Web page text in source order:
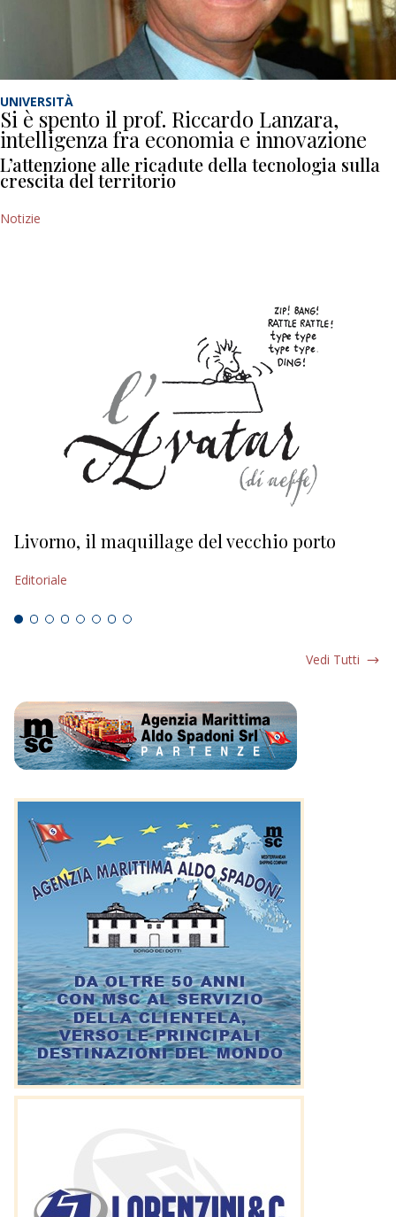
UNIVERSITÀ
Si è spento il prof. Riccardo Lanzara,
intelligenza fra economia e innovazione
L’attenzione alle ricadute della tecnologia sulla
crescita del territorio
Notizie
Livorno, il maquillage del vecchio porto
Editoriale
Vedi Tutti